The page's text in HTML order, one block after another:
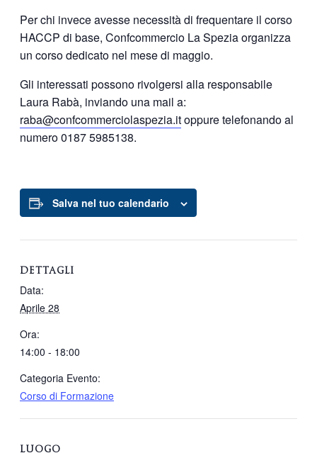
Per chi invece avesse necessità di frequentare il corso
HACCP di base, Confcommercio La Spezia organizza
un corso dedicato nel mese di maggio.
Gli interessati possono rivolgersi alla responsabile
Laura Rabà, inviando una mail a:
raba@confcommerciolaspezia.itoppure telefonando al
numero 0187 5985138.
Salva nel tuo calendario
DETTAGLI
Data:
Aprile 28
Ora:
14:00 - 18:00
Categoria Evento:
Corso di Formazione
LUOGO